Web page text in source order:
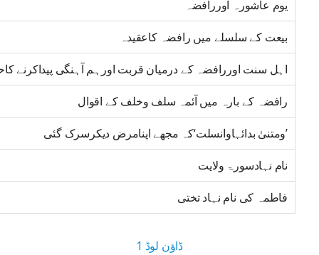
یوم عاشورہ اوررافضہ
بیعت کے سلسلے میں رافضہ کاعقیدہ
اہل سنت اوررافضہ کے درمیان قربت اورہم آہنگی پیداکرنے
رافضہ کے بارہ میں آئمہ سلف وخلف کے اقوال
’ومتنیٰ بدائہاوانسلت‘کہ مجھے اپنامرض دیکرسرک گئی
نام نہادسورۃ ولایت
فاطمہ کی نام نہاد تختی
ڈاؤن لوڈ 1